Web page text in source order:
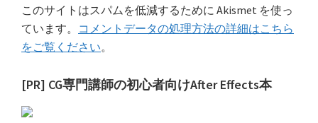
このサイトはスパムを低減するために Akismet を使っ
ています。 コメントデータの処理方法の詳細はこちら
をご覧ください。
最
初
[PR] CG専門講師の初心者向けAfter Effects本